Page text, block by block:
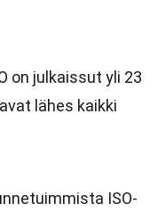
on julkaissut yli 23
lähes kaikki
ISO-